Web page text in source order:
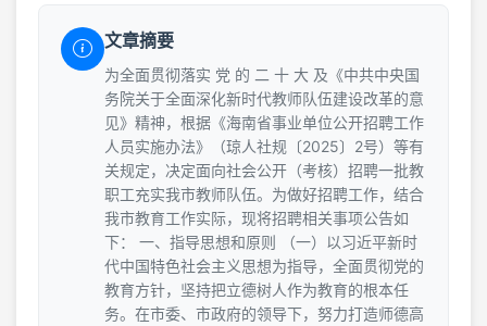
文章摘要
为全面贯彻落实 党 的 二 十 大 及《中共中央国
务院关于全面深化新时代教师队伍建设改革的意
见》精神，根据《海南省事业单位公开招聘工作
人员实施办法》（琼人社规〔2025〕2号）等有
关规定，决定面向社会公开（考核）招聘一批教
职工充实我市教师队伍。为做好招聘工作，结合
我市教育工作实际，现将招聘相关事项公告如
下： 一、指导思想和原则 （一）以习近平新时
代中国特色社会主义思想为指导，全面贯彻党的
教育方针，坚持把立德树人作为教育的根本任
务。在市委、市政府的领导下，努力打造师德高